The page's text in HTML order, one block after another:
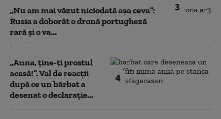
3
„Nu am mai văzut niciodată așa ceva”:
Rusia a doborât o dronă portugheză
rară și o va...
4
„Anna, ţine-ţi prostul
acasă!”. Val de reacții
după ce un bărbat a
desenat o declarație...